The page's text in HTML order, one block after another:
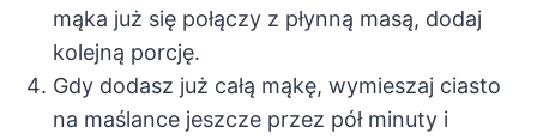
mąka już się połączy z płynną masą, dodaj
kolejną porcję.
Gdy dodasz już całą mąkę, wymieszaj ciasto
na maślance jeszcze przez pół minuty i